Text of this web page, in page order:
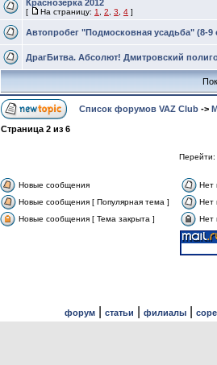
Краснозерка 2012
[ На страницу: 1 2 3 4 ]
Автопробег "Подмосковная усадьба" (8-9
ДрагБитва. Абсолют! Дмитровский
Список форумов VAZ Club ->
Страница 2 из 6
Перейти:
Новые сообщения
Нет
Новые сообщения [ Популярная тема ]
Нет
Новые сообщения [ Тема закрыта ]
Нет
форум| статьи филиалы|